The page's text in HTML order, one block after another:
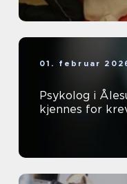
01. februar
Psykolog i
kjennes for